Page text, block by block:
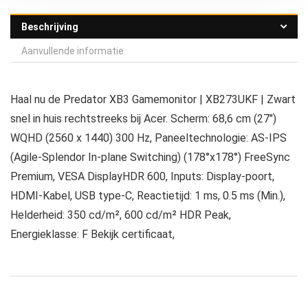
Beschrijving
Aanvullende informatie
Haal nu de Predator XB3 Gamemonitor | XB273UKF | Zwart
snel in huis rechtstreeks bij Acer. Scherm: 68,6 cm (27″)
WQHD (2560 x 1440) 300 Hz, Paneeltechnologie: AS-IPS
(Agile-Splendor In-plane Switching) (178°x178°) FreeSync
Premium, VESA DisplayHDR 600, Inputs: Display-poort,
HDMI-Kabel, USB type-C, Reactietijd: 1 ms, 0.5 ms (Min.),
Helderheid: 350 cd/m², 600 cd/m² HDR Peak,
Energieklasse: F Bekijk certificaat,